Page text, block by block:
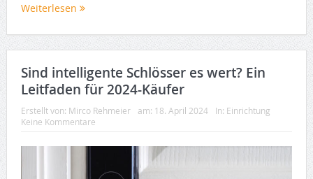
Weiterlesen
Sind intelligente Schlösser es wert? Ein
Leitfaden für 2024-Käufer
Erstellt von: Mirco Rehmeier am: 18. April 2024 In: Einrichtung
Keine Kommentare